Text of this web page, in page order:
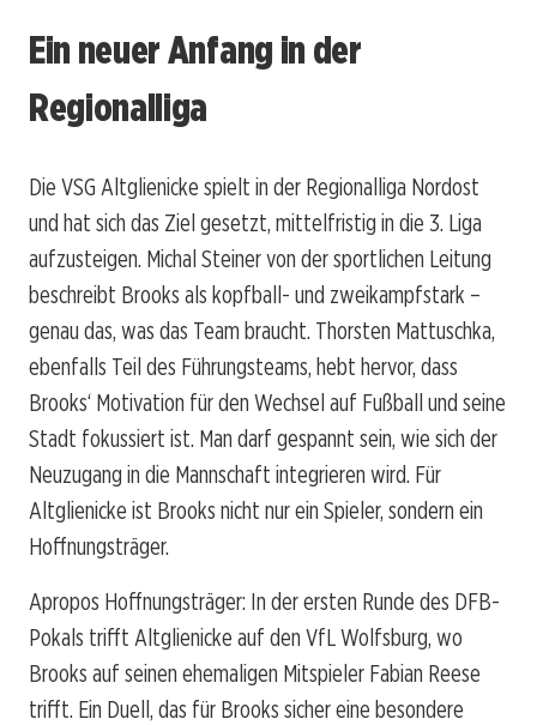
Ein neuer Anfang in der
Regionalliga
Die VSG Altglienicke spielt in der Regionalliga Nordost
und hat sich das Ziel gesetzt, mittelfristig in die 3. Liga
aufzusteigen. Michal Steiner von der sportlichen Leitung
beschreibt Brooks als kopfball- und zweikampfstark –
genau das, was das Team braucht. Thorsten Mattuschka,
ebenfalls Teil des Führungsteams, hebt hervor, dass
Brooks‘ Motivation für den Wechsel auf Fußball und seine
Stadt fokussiert ist. Man darf gespannt sein, wie sich der
Neuzugang in die Mannschaft integrieren wird. Für
Altglienicke ist Brooks nicht nur ein Spieler, sondern ein
Hoffnungsträger.
Apropos Hoffnungsträger: In der ersten Runde des DFB-
Pokals trifft Altglienicke auf den VfL Wolfsburg, wo
Brooks auf seinen ehemaligen Mitspieler Fabian Reese
trifft. Ein Duell, das für Brooks sicher eine besondere